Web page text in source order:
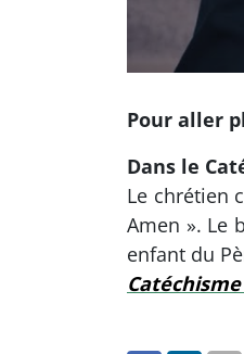
Pour aller
Dans le
Le chrétien
Amen ». Le
enfant du